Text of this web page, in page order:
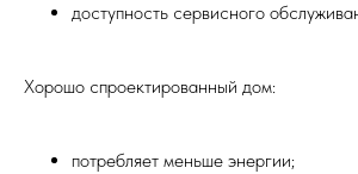
доступность сервисного
Хорошо спроектированный дом:
потребляет меньше энергии;